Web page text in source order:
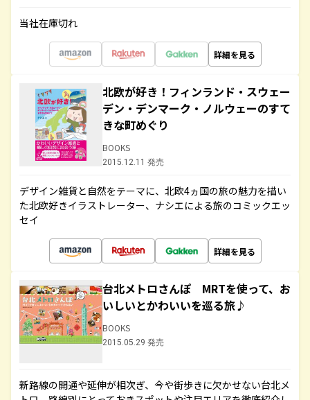
当社在庫切れ
詳細を見る
北欧が好き！フィンランド・スウェー
デン・デンマーク・ノルウェーのすて
きな町めぐり
BOOKS
2015.12.11 発売
デザイン雑貨と自然をテーマに、北欧4ヵ国の旅の魅力を描い
た北欧好きイラストレーター、ナシエによる旅のコミックエッ
セイ
詳細を見る
台北メトロさんぽ MRTを使って、お
いしいとかわいいを巡る旅♪
BOOKS
2015.05.29 発売
新路線の開通や延伸が相次ぎ、今や街歩きに欠かせない台北メ